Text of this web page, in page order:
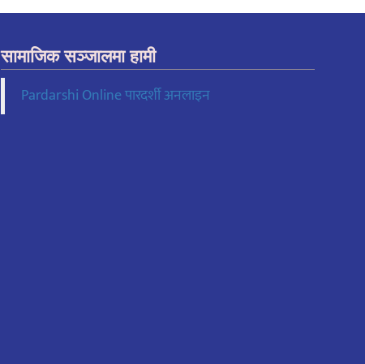
सामाजिक सञ्जालमा हामी
Pardarshi Online पारदर्शी अनलाइन